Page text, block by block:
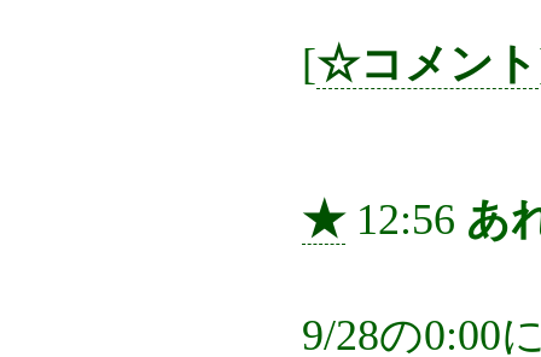
[☆コメント
★ 12:56 あ
9/28の0:00